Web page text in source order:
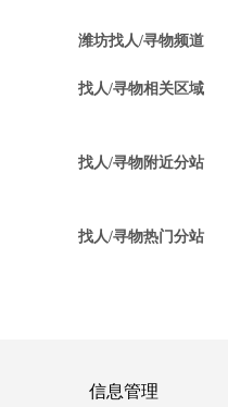
潍坊找人/寻物频道
找人/寻物相关区域
找人/寻物附近分站
找人/寻物热门分站
信息管理